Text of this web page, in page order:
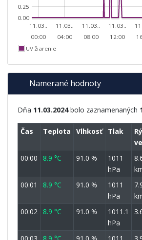
11.03.,
00:00
11.03.,
04:00
11.03.,
08:00
11.03.,
12:00
0.00
0.25
UV žiarenie
Namerané hodnoty
Dňa 11.03.2024bolo zaznamenaných
Čas Teplota Vlhkosť Tlak
00:00
8.9 °C 91.0 %
1011
hPa
00:01 8.9 °C 91.0 %
1011
hPa
00:02 8.9 °C 91.0 %
1011.1
hPa